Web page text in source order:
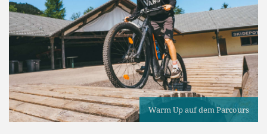
Warm Up auf dem Parcours